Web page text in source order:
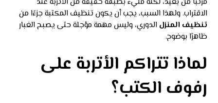
الاقتراب. ولهذا السبب، يجب أن يكون تنظيف المكتبة جزءًا من
تنظيف المنزل الدوري، وليس مهمة مؤجلة حتى يصبح الغبار
ظاهرًا بوضوح.
لماذا تتراكم الأتربة على
رفوف الكتب؟